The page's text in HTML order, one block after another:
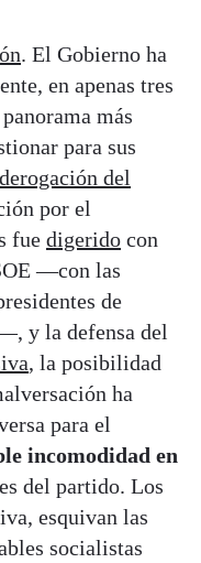
. El Gobierno ha
en apenas tres
más
para sus
derogación del
por el
fue digerido con
—con las
de
y la defensa del
, la posibilidad
ha
para el
incomodidad en
del partido. Los
esquivan las
socialistas